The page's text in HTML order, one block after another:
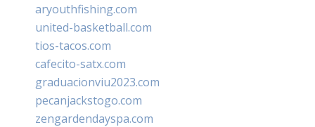
aryouthfishing.com
united-basketball.com
tios-tacos.com
cafecito-satx.com
graduacionviu2023.com
pecanjackstogo.com
zengardendayspa.com